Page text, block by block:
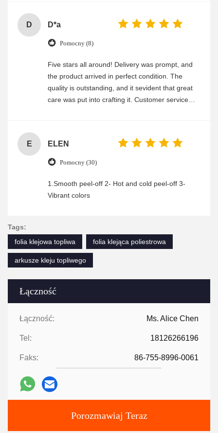
Łączność
Łączność: Ms. Alice Chen
Tel: 18126266196
Faks: 86-755-8996-0061
Porozmawiaj Teraz
D D*a
Pomocny (8)
Five stars all around! Delivery was prompt, and
the product arrived in perfect condition. The
quality is outstanding, and it sevident that great
care was put into crafting it. Customer service
E ELEN
Pomocny (30)
1.Smooth peel-off 2- Hot and cold peel-off 3-
Vibrant colors
Tags:
folia klejowa topliwa
folia klejąca poliestrowa
arkusze kleju topliwego